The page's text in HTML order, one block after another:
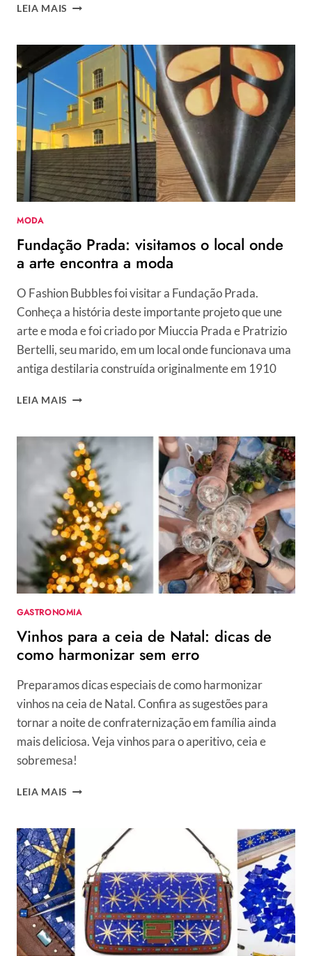
LEIA MAIS MILANO
PARA
VERÃO
2023
DO
SALÃO
TÊXTIL
DE
MILÃO
MODA
Fundação Prada: visitamos o local onde
a arte encontra a moda
O Fashion Bubbles foi visitar a Fundação Prada.
Conheça a história deste importante projeto que une
arte e moda e foi criado por Miuccia Prada e Pratrizio
Bertelli, seu marido, em um local onde funcionava uma
antiga destilaria construída originalmente em 1910
LEIA MAIS FUNDAÇÃO
O
LOCAL
ONDE
A
ARTE
ENCONTRA
A
MODA
GASTRONOMIA
Vinhos para a ceia de Natal: dicas de
como harmonizar sem erro
Preparamos dicas especiais de como harmonizar
vinhos na ceia de Natal. Confira as sugestões para
tornar a noite de confraternização em família ainda
mais deliciosa. Veja vinhos para o aperitivo, ceia e
sobremesa!
LEIA MAIS VINHOS
CEIA
DE
NATAL:
DICAS
DE
COMO
HARMONIZAR
SEM
ERRO